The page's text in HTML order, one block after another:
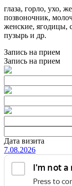
глаза, горло, ухо,
позвоночник,
женские, ягодицы,
пузырь и др.
Запись на прием
Запись на прием
Дата визита
7.08.2026